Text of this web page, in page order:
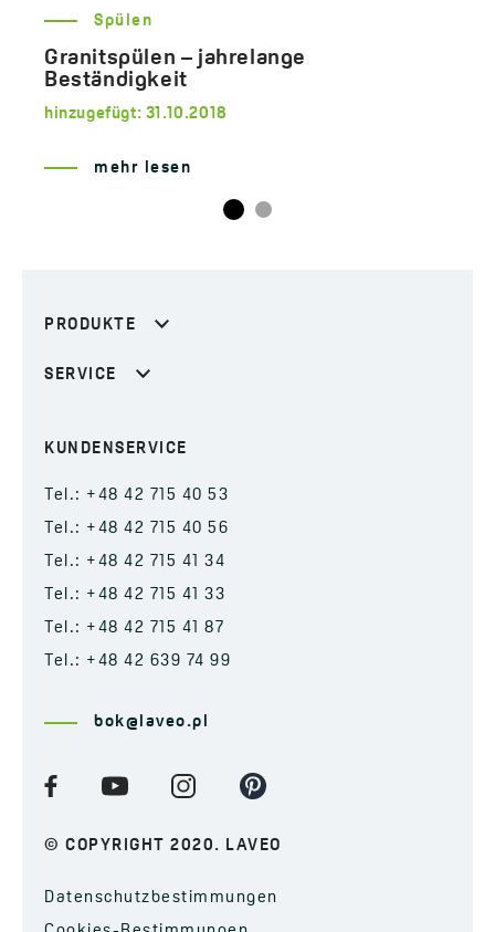
Spülen
Granitspülen – jahrelange
Beständigkeit
hinzugefügt: 31.10.2018
mehr lesen
PRODUKTE
SERVICE
KUNDENSERVICE
Tel.: +48 42 715 40 53
Tel.: +48 42 715 40 56
Tel.: +48 42 715 41 34
Tel.: +48 42 715 41 33
Tel.: +48 42 715 41 87
Tel.: +48 42 639 74 99
bok@laveo.pl
© COPYRIGHT 2020. LAVEO
Datenschutzbestimmungen